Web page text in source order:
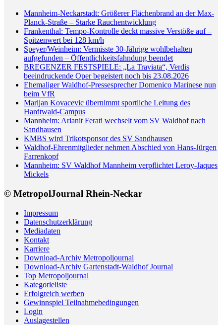
Mannheim-Neckarstadt: Größerer Flächenbrand an der Max-
Planck-Straße – Starke Rauchentwicklung
Frankenthal: Tempo-Kontrolle deckt massive Verstöße auf –
Spitzenwert bei 128 km/h
Speyer/Weinheim: Vermisste 30-Jährige wohlbehalten
aufgefunden – Öffentlichkeitsfahndung beendet
BREGENZER FESTSPIELE: „La Traviata“, Verdis
beeindruckende Oper begeistert noch bis 23.08.2026
Ehemaliger Waldhof-Pressesprecher Domenico Marinese nun
beim VfR
Marijan Kovacevic übernimmt sportliche Leitung des
Hardtwald-Campus
Mannheim: Arianit Ferati wechselt vom SV Waldhof nach
Sandhausen
KMBS wird Trikotsponsor des SV Sandhausen
Waldhof-Ehrenmitglieder nehmen Abschied von Hans-Jürgen
Farrenkopf
Mannheim: SV Waldhof Mannheim verpflichtet Leroy-Jaques
Mickels
© MetropolJournal Rhein-Neckar
Impressum
Datenschutzerklärung
Mediadaten
Kontakt
Karriere
Download-Archiv Metropoljournal
Download-Archiv Gartenstadt-Waldhof Journal
Top Metropoljournal
Kategorieliste
Erfolgreich werben
Gewinnspiel Teilnahmebedingungen
Login
Auslagestellen